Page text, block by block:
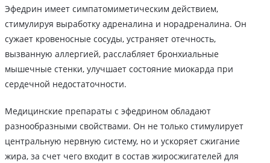
Эфедрин имеет симпатомиметическим действием,
стимулируя выработку адреналина и норадреналина. Он
сужает кровеносные сосуды, устраняет отечность,
вызванную аллергией, расслабляет бронхиальные
мышечные стенки, улучшает состояние миокарда при
сердечной недостаточности.
Медицинские препараты с эфедрином обладают
разнообразными свойствами. Он не только стимулирует
центральную нервную систему, но и ускоряет сжигание
жира, за счет чего входит в состав жиросжигателей для